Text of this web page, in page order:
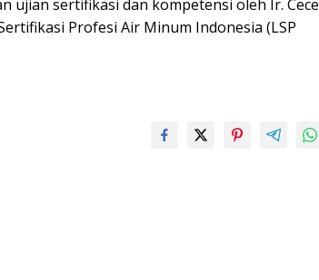
ujian sertifikasi dan kompetensi oleh Ir. Cece
Profesi Air Minum Indonesia (LSP